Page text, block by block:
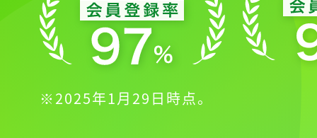
※2025年1月29日時点。